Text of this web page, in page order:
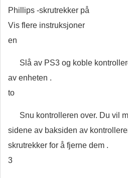
Phillips -skrutrekker på
Vis flere instruksjoner
en
Slå av PS3 og koble
av enheten .
to
Snu kontrolleren over. Du vil
sidene av baksiden av
skrutrekker for å fjerne dem .
3